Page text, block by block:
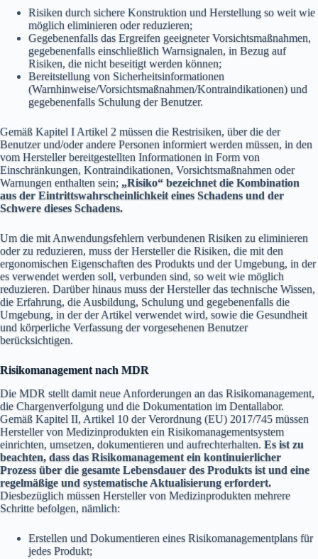
Risiken durch sichere Konstruktion und Herstellung so weit wie
möglich eliminieren oder reduzieren;
Gegebenenfalls das Ergreifen geeigneter Vorsichtsmaßnahmen,
gegebenenfalls einschließlich Warnsignalen, in Bezug auf
Risiken, die nicht beseitigt werden können;
Bereitstellung von Sicherheitsinformationen
(Warnhinweise/Vorsichtsmaßnahmen/Kontraindikationen) und
gegebenenfalls Schulung der Benutzer.
Gemäß Kapitel I Artikel 2 müssen die Restrisiken, über die der
Benutzer und/oder andere Personen informiert werden müssen, in den
vom Hersteller bereitgestellten Informationen in Form von
Einschränkungen, Kontraindikationen, Vorsichtsmaßnahmen oder
Warnungen enthalten sein; „Risiko“ bezeichnet die Kombination
aus der Eintrittswahrscheinlichkeit eines Schadens und der
Schwere dieses Schadens.
Um die mit Anwendungsfehlern verbundenen Risiken zu eliminieren
oder zu reduzieren, muss der Hersteller die Risiken, die mit den
ergonomischen Eigenschaften des Produkts und der Umgebung, in der
es verwendet werden soll, verbunden sind, so weit wie möglich
reduzieren. Darüber hinaus muss der Hersteller das technische Wissen,
die Erfahrung, die Ausbildung, Schulung und gegebenenfalls die
Umgebung, in der der Artikel verwendet wird, sowie die Gesundheit
und körperliche Verfassung der vorgesehenen Benutzer
berücksichtigen.
Risikomanagement nach MDR
Die MDR stellt damit neue Anforderungen an das Risikomanagement,
die Chargenverfolgung und die Dokumentation im Dentallabor.
Gemäß Kapitel II, Artikel 10 der Verordnung (EU) 2017/745 müssen
Hersteller von Medizinprodukten ein Risikomanagementsystem
einrichten, umsetzen, dokumentieren und aufrechterhalten. Es ist zu
beachten, dass das Risikomanagement ein kontinuierlicher
Prozess über die gesamte Lebensdauer des Produkts ist und eine
regelmäßige und systematische Aktualisierung erfordert.
Diesbezüglich müssen Hersteller von Medizinprodukten mehrere
Schritte befolgen, nämlich:
Erstellen und Dokumentieren eines Risikomanagementplans für
jedes Produkt;